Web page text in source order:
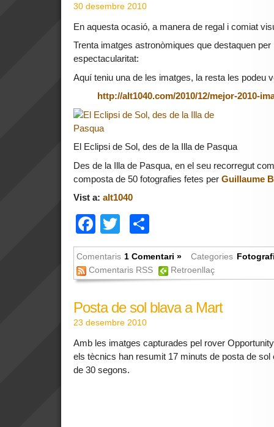
30 desembre 2010
En aquesta ocasió, a manera de regal i comiat
Trenta imatges astronòmiques que destaquen
espectacularitat:
Aquí teniu una de les imatges, la resta les podeu
http://alt1040.com/2010/12/mejor-2010-
El Eclipsi de Sol, des de la Illa de Pasqua
Des de la Illa de Pasqua, en el seu recorregut
composta de 50 fotografies fetes per Guillaume
Vist a: alt1040
Facebook
Twitter
Comentaris 1 Comentari » Categories
Comentaris RSS
Retroenllaç
Posta de sol blava a Mart
23 desembre 2010
Amb les imatges capturades pel rover
els tècnics han resumit 17 minuts de posta de sol
de 30 segons.